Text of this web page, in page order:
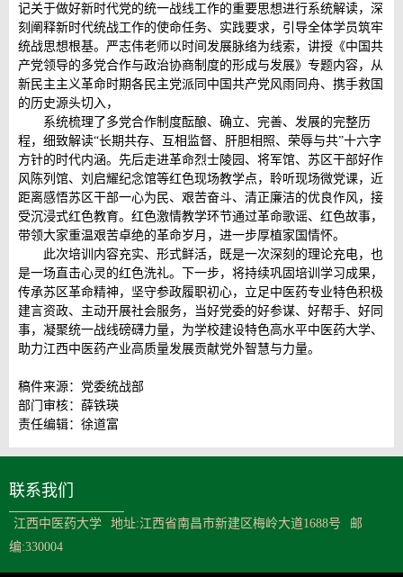
记关于做好新时代党的统一战线工作的重要思想进行系统解读，深
刻阐释新时代统战工作的使命任务、实践要求，引导全体学员筑牢
统战思想根基。严志伟老师以时间发展脉络为线索，讲授《中国共
产党领导的多党合作与政治协商制度的形成与发展》专题内容，从
新民主主义革命时期各民主党派同中国共产党风雨同舟、携手救国
的历史源头切入，
系统梳理了多党合作制度酝酿、确立、完善、发展的完整历
程，细致解读“长期共存、互相监督、肝胆相照、荣辱与共”十六字
方针的时代内涵。先后走进革命烈士陵园、将军馆、苏区干部好作
风陈列馆、刘启耀纪念馆等红色现场教学点，聆听现场微党课，近
距离感悟苏区干部一心为民、艰苦奋斗、清正廉洁的优良作风，接
受沉浸式红色教育。红色激情教学环节通过革命歌谣、红色故事，
带领大家重温艰苦卓绝的革命岁月，进一步厚植家国情怀。
此次培训内容充实、形式鲜活，既是一次深刻的理论充电，也
是一场直击心灵的红色洗礼。下一步，将持续巩固培训学习成果，
传承苏区革命精神，坚守参政履职初心，立足中医药专业特色积极
建言资政、主动开展社会服务，当好党委的好参谋、好帮手、好同
事，凝聚统一战线磅礴力量，为学校建设特色高水平中医药大学、
助力江西中医药产业高质量发展贡献党外智慧与力量。
稿件来源：党委统战部
部门审核：薛铁瑛
责任编辑：徐道富
联系我们
江西中医药大学 地址:江西省南昌市新建区梅岭大道1688号
邮
编:330004